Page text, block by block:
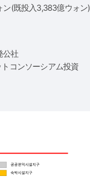
ン(既投入3,383億ウォン)
公社
コンソーシアム投資